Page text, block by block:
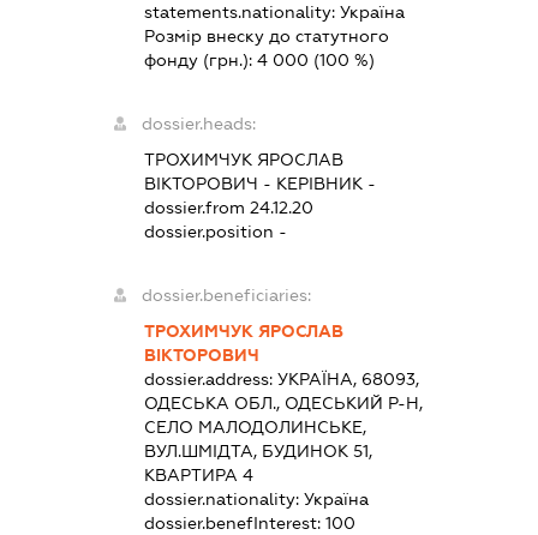
statements.nationality: Україна
Розмір внеску до статутного
фонду (грн.): 4 000 (100 %)
dossier.heads:
ТРОХИМЧУК ЯРОСЛАВ
ВІКТОРОВИЧ - КЕРІВНИК -
dossier.from 24.12.20
dossier.position -
dossier.beneficiaries:
ТРОХИМЧУК ЯРОСЛАВ
ВІКТОРОВИЧ
dossier.address: УКРАЇНА, 68093,
ОДЕСЬКА ОБЛ., ОДЕСЬКИЙ Р-Н,
СЕЛО МАЛОДОЛИНСЬКЕ,
ВУЛ.ШМІДТА, БУДИНОК 51,
КВАРТИРА 4
dossier.nationality: Україна
dossier.benefInterest: 100